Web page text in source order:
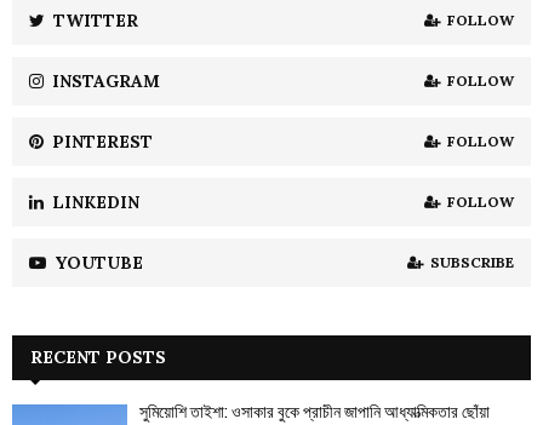
H
TWITTER FOLLOW
INSTAGRAM FOLLOW
PINTEREST FOLLOW
LINKEDIN FOLLOW
YOUTUBE SUBSCRIBE
RECENT POSTS
সুমিয়োশি তাইশা: ওসাকার বুকে প্রাচীন জাপানি আধ্যাত্মিকতার ছোঁয়া